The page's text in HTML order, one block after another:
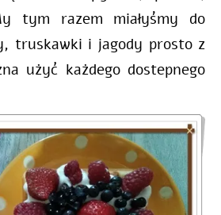
tym razem miałyśmy do
truskawki i jagody prosto z
użyć każdego dostepnego